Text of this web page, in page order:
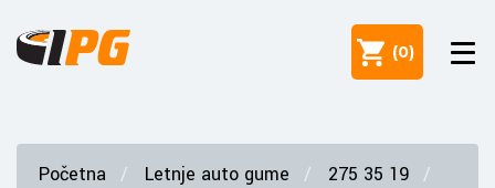
(0)
Početna Letnje auto gume
275 35 19